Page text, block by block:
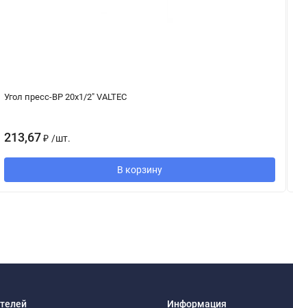
Угол пресс-ВР 20х1/2" VALTEC
213,67 ₽ /шт.
В корзину
Информация